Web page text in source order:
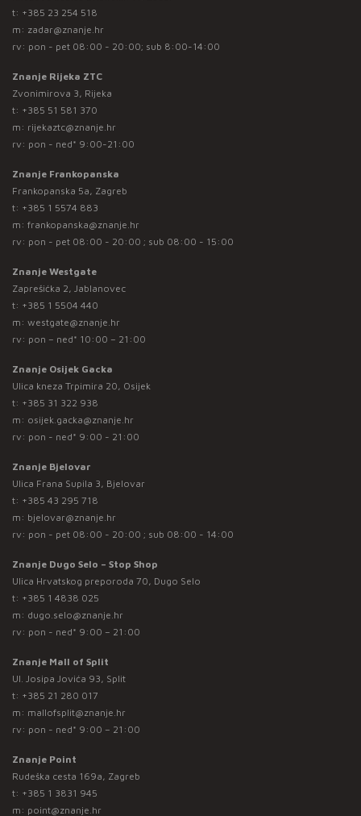
t: +385 23 254 518
m: zadar@znanje.hr
rv: pon - pet 08:00 - 20:00; sub 8:00-14:00
Znanje Rijeka ZTC
Zvonimirova 3, Rijeka
t: +385 51 581 370
m: rijekaztc@znanje.hr
rv: pon - ned* 9:00-21:00
Znanje Frankopanska
Frankopanska 5a, Zagreb
t: +385 1 5574 883
m: frankopanska@znanje.hr
rv: pon - pet 08:00 - 20:00 ; sub 08:00 - 15:00
Znanje Westgate
Zaprešićka 2, Jablanovec
t: +385 1 5504 440
m: westgate@znanje.hr
rv: pon – ned* 10:00 – 21:00
Znanje Osijek Gacka
Ulica kneza Trpimira 20, Osijek
t: +385 31 322 938
m: osijek.gacka@znanje.hr
rv: pon - ned* 9:00 - 21:00
Znanje Bjelovar
Ulica Frana Supila 3, Bjelovar
t: +385 43 295 718
m: bjelovar@znanje.hr
rv: pon - pet 08:00 - 20:00 ; sub 08:00 - 14:00
Znanje Dugo Selo – Stop Shop
Ulica Hrvatskog preporoda 70, Dugo Selo
t: +385 1 4838 025
m: dugo.selo@znanje.hr
rv: pon - ned* 9:00 – 21:00
Znanje Mall of Split
Ul. Josipa Jovića 93, Split
t: +385 21 280 017
m: mallofsplit@znanje.hr
rv: pon - ned* 9:00 – 21:00
Znanje Point
Rudeška cesta 169a, Zagreb
t: +385 1 3831 945
m: point@znanje.hr